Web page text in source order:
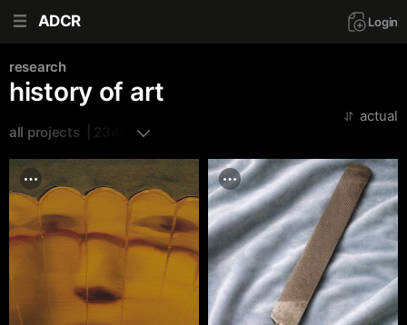
ADCR Login
research
history of art
all projects  | 2344
actual